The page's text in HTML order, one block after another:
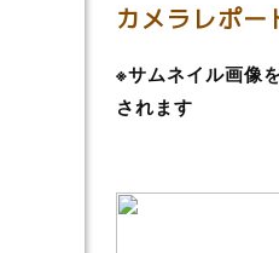
カメラレポー
※サムネイル画像
されます